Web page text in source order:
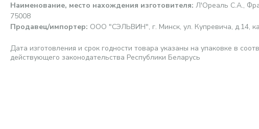
Наименование, место нахождения изготовителя: Л'Ореаль С.А.,
75008
Продавец/импортер: ООО "СЭЛЬВИН", г. Минск, ул. Купревича, д.14,
Дата изготовления и срок годности товара указаны на упаковке в
действующего законодательства Республики Беларусь